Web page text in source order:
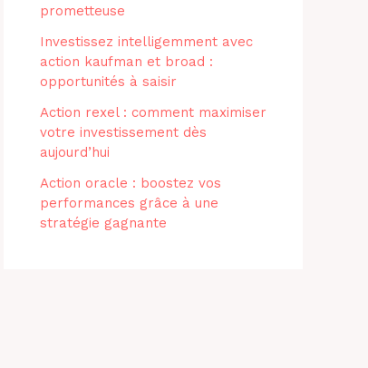
prometteuse
Investissez intelligemment avec
action kaufman et broad :
opportunités à saisir
Action rexel : comment maximiser
votre investissement dès
aujourd’hui
Action oracle : boostez vos
performances grâce à une
stratégie gagnante